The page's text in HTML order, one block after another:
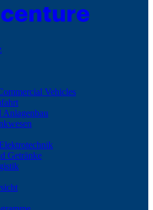
Vehicles
Anlagenbau
Getränke